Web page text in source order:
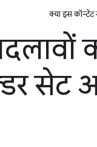
क्या इस
सेट